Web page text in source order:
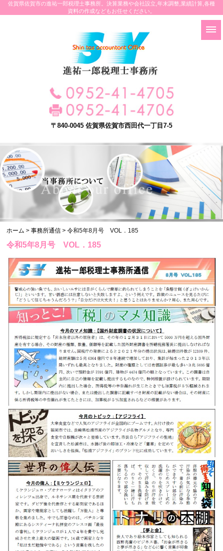
佐賀県佐賀市の進祐一郎税理士事務所。決算業務や会社設立,年末調整,業績計算,各種
資料の作成などもお任せください。
〒840-0045 佐賀県佐賀市西田代一丁目7-5
ホーム >事務所通信 > 令和5年8月号 VOL．185
令和5年8月号 VOL．185